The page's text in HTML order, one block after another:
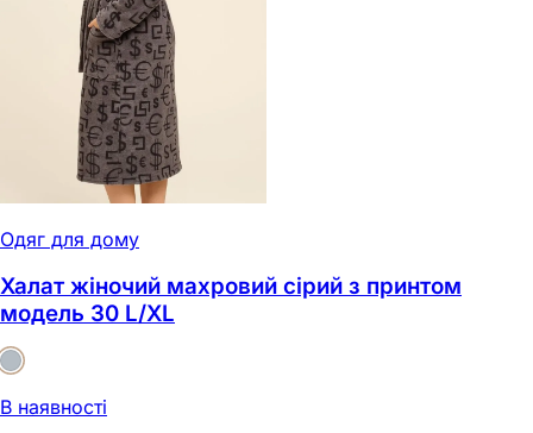
Одяг для дому
Халат жіночий махровий сірий з принтом
модель 30 L/XL
В наявності